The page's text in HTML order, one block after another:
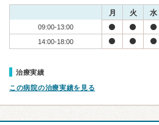
月 火 水
09:00-13:00
14:00-18:00
治療実績
この病院の治療実績を見る